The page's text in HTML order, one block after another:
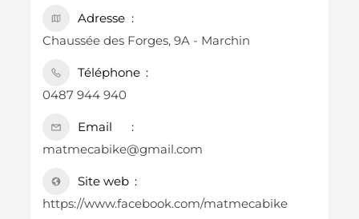
Adresse
Chaussée des Forges, 9A - Marchin
Téléphone
0487 944 940
Email
matmecabike@gmail.com
Site web
https://www.facebook.com/matmecabike